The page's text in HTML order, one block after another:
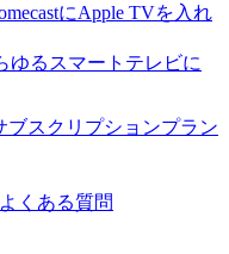
にApple TVを入れ
ゆるスマートテレビに
ブスクリプションプラン
くある質問